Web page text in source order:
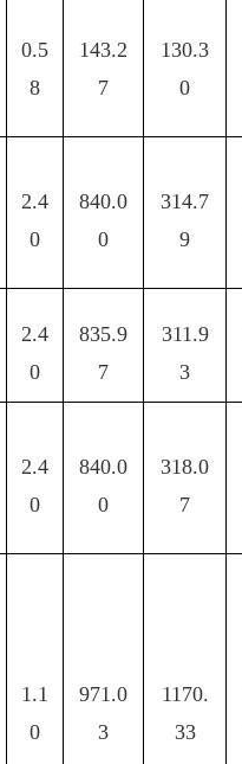
0.5
8
143.2
7
130.3
0
2.4
0
840.0
0
314.7
9
2.4
0
835.9
7
311.9
3
2.4
0
840.0
0
318.0
7
1.1
0
971.0
3
1170.
33